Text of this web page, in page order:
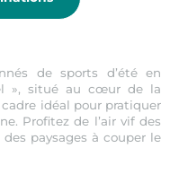
de sports d’été en
», situé au cœur de la
idéal pour pratiquer
Profitez de l’air vif des
paysages à couper le